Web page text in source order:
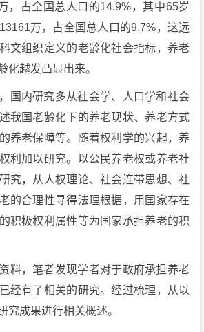
，占全国总人口的14.9%，其中65岁
万，占全国总人口的9.7%，这远
文组织定义的老龄化社会指标，养老
化越发凸显出来。
国内研究多从社会学、人口学和社会
我国老龄化下的养老现状、养老方式
养老保障等。随着权利学的兴起，养
利加以研究。以公民养老权或养老社
究，从人权理论、社会连带思想、社
的合理性寻得法理根据，用国家存在
积极权利属性等为国家承担养老的积
料，笔者发现学者对于政府承担养老
经有了相关的研究。经过梳理，从以
究成果进行相关概述。